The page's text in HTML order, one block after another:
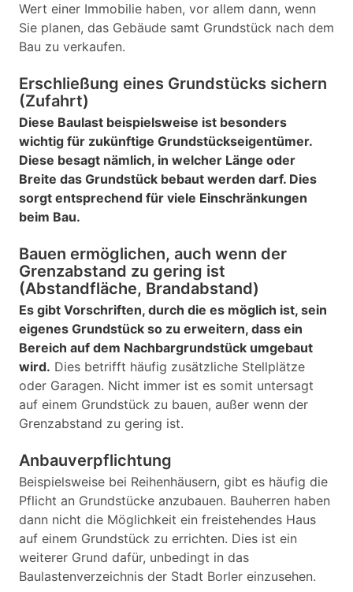
Wert einer Immobilie haben, vor allem dann, wenn
Sie planen, das Gebäude samt Grundstück nach dem
Bau zu verkaufen.
Erschließung eines Grundstücks sichern
(Zufahrt)
Diese Baulast beispielsweise ist besonders
wichtig für zukünftige Grundstückseigentümer.
Diese besagt nämlich, in welcher Länge oder
Breite das Grundstück bebaut werden darf. Dies
sorgt entsprechend für viele Einschränkungen
beim Bau.
Bauen ermöglichen, auch wenn der
Grenzabstand zu gering ist
(Abstandfläche, Brandabstand)
Es gibt Vorschriften, durch die es möglich ist, sein
eigenes Grundstück so zu erweitern, dass ein
Bereich auf dem Nachbargrundstück umgebaut
wird. Dies betrifft häufig zusätzliche Stellplätze
oder Garagen. Nicht immer ist es somit untersagt
auf einem Grundstück zu bauen, außer wenn der
Grenzabstand zu gering ist.
Anbauverpflichtung
Beispielsweise bei Reihenhäusern, gibt es häufig die
Pflicht an Grundstücke anzubauen. Bauherren haben
dann nicht die Möglichkeit ein freistehendes Haus
auf einem Grundstück zu errichten. Dies ist ein
weiterer Grund dafür, unbedingt in das
Baulastenverzeichnis der Stadt Borler einzusehen.